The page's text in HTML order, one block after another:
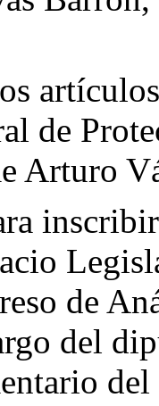
de
Arturo
de
del